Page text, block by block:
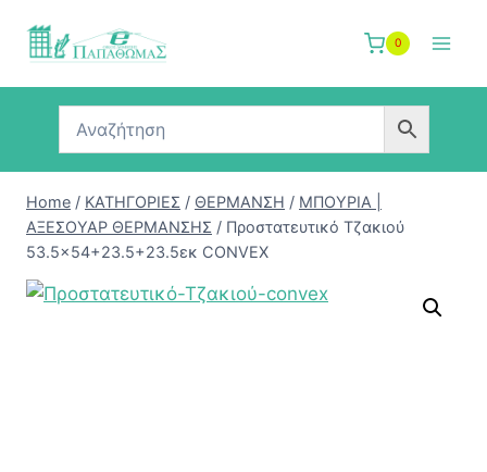
0
Home / ΚΑΤΗΓΟΡΙΕΣ / ΘΕΡΜΑΝΣΗ / ΜΠΟΥΡΙΑ |
ΑΞΕΣΟΥΑΡ ΘΕΡΜΑΝΣΗΣ / Προστατευτικό Τζακιού
53.5×54+23.5+23.5εκ CONVEX